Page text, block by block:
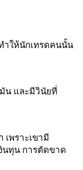
ำให้นักเทรดคนนั้น
น และมีวินัยที่
พราะเขามี
นทุน การตัดขาด